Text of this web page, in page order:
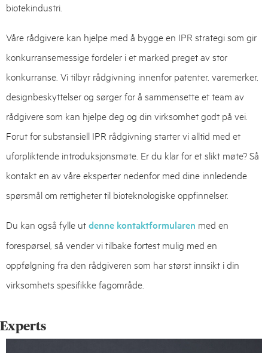
biotekindustri.
Våre rådgivere kan hjelpe med å bygge en IPR strategi som gir
konkurransemessige fordeler i et marked preget av stor
konkurranse. Vi tilbyr rådgivning innenfor patenter, varemerker,
designbeskyttelser og sørger for å sammensette et team av
rådgivere som kan hjelpe deg og din virksomhet godt på vei.
Forut for substansiell IPR rådgivning starter vi alltid med et
uforpliktende introduksjonsmøte. Er du klar for et slikt møte? Så
kontakt en av våre eksperter nedenfor med dine innledende
spørsmål om rettigheter til bioteknologiske oppfinnelser.
Du kan også fylle utdenne kontaktformularen med en
forespørsel, så vender vi tilbake fortest mulig med en
oppfølgning fra den rådgiveren som har størst innsikt i din
virksomhets spesifikke fagområde.
Experts